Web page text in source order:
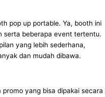
pop up portable. Ya, booth ini
serta beberapa event tertentu.
yang lebih sederhana,
dan mudah dibawa.
promo yang bisa dipakai secara